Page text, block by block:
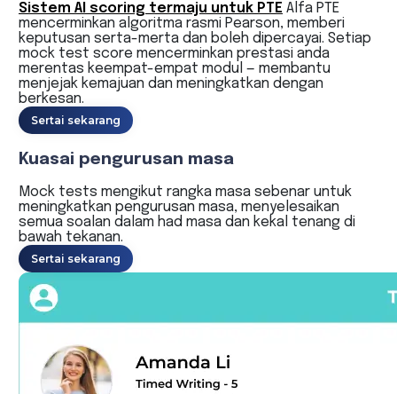
Sistem AI scoring termaju untuk PTE Alfa PTE
mencerminkan algoritma rasmi Pearson, memberi
keputusan serta-merta dan boleh dipercayai. Setiap
mock test score mencerminkan prestasi anda
merentas keempat-empat modul — membantu
menjejak kemajuan dan meningkatkan dengan
berkesan.
Sertai sekarang
Kuasai pengurusan masa
Mock tests mengikut rangka masa sebenar untuk
meningkatkan pengurusan masa, menyelesaikan
semua soalan dalam had masa dan kekal tenang di
bawah tekanan.
Sertai sekarang